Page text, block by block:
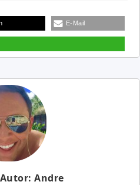
E-Mail
Andre